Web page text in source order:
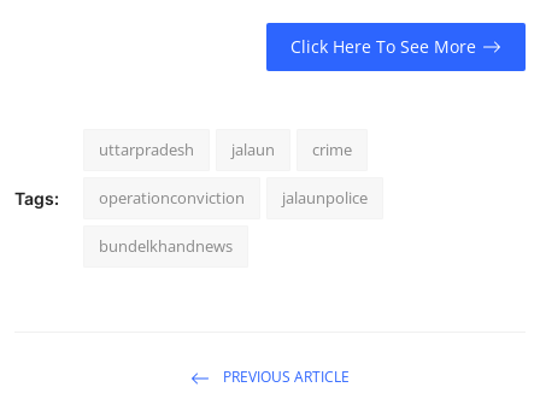
Click Here To See More
Tags:
uttarpradesh jalaun crime
operationconviction jalaunpolice
bundelkhandnews
PREVIOUS ARTICLE